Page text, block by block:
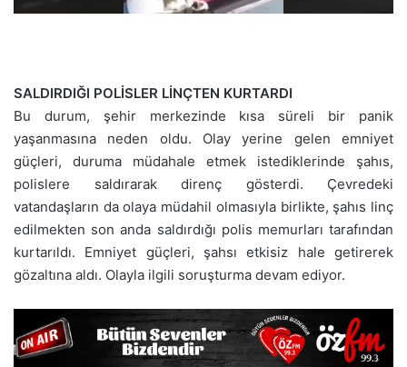
SALDIRDIĞI POLİSLER LİNÇTEN KURTARDI
Bu durum, şehir merkezinde kısa süreli bir panik
yaşanmasına neden oldu. Olay yerine gelen emniyet
güçleri, duruma müdahale etmek istediklerinde şahıs,
polislere saldırarak direnç gösterdi. Çevredeki
vatandaşların da olaya müdahil olmasıyla birlikte, şahıs linç
edilmekten son anda saldırdığı polis memurları tarafından
kurtarıldı. Emniyet güçleri, şahsı etkisiz hale getirerek
gözaltına aldı. Olayla ilgili soruşturma devam ediyor.